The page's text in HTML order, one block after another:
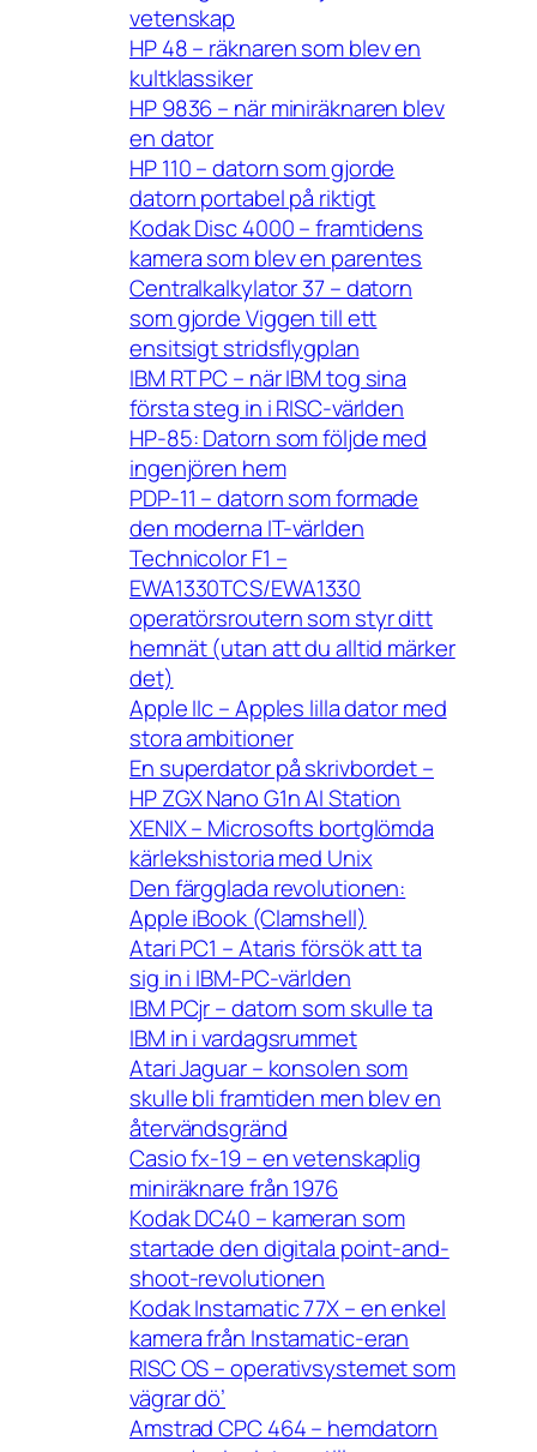
vetenskap
HP 48 – räknaren som blev en
kultklassiker
HP 9836 – när miniräknaren blev
en dator
HP 110 – datorn som gjorde
datorn portabel på riktigt
Kodak Disc 4000 – framtidens
kamera som blev en parentes
Centralkalkylator 37 – datorn
som gjorde Viggen till ett
ensitsigt stridsflygplan
IBM RT PC – när IBM tog sina
första steg in i RISC-världen
HP-85: Datorn som följde med
ingenjören hem
PDP-11 – datorn som formade
den moderna IT-världen
Technicolor F1 –
EWA1330TCS/EWA1330
operatörsroutern som styr ditt
hemnät (utan att du alltid märker
det)
Apple IIc – Apples lilla dator med
stora ambitioner
En superdator på skrivbordet –
HP ZGX Nano G1n AI Station
XENIX – Microsofts bortglömda
kärlekshistoria med Unix
Den färgglada revolutionen:
Apple iBook (Clamshell)
Atari PC1 – Ataris försök att ta
sig in i IBM-PC-världen
IBM PCjr – datorn som skulle ta
IBM in i vardagsrummet
Atari Jaguar – konsolen som
skulle bli framtiden men blev en
återvändsgränd
Casio fx-19 – en vetenskaplig
miniräknare från 1976
Kodak DC40 – kameran som
startade den digitala point-and-
shoot-revolutionen
Kodak Instamatic 77X – en enkel
kamera från Instamatic-eran
RISC OS – operativsystemet som
vägrar dö’
Amstrad CPC 464 – hemdatorn